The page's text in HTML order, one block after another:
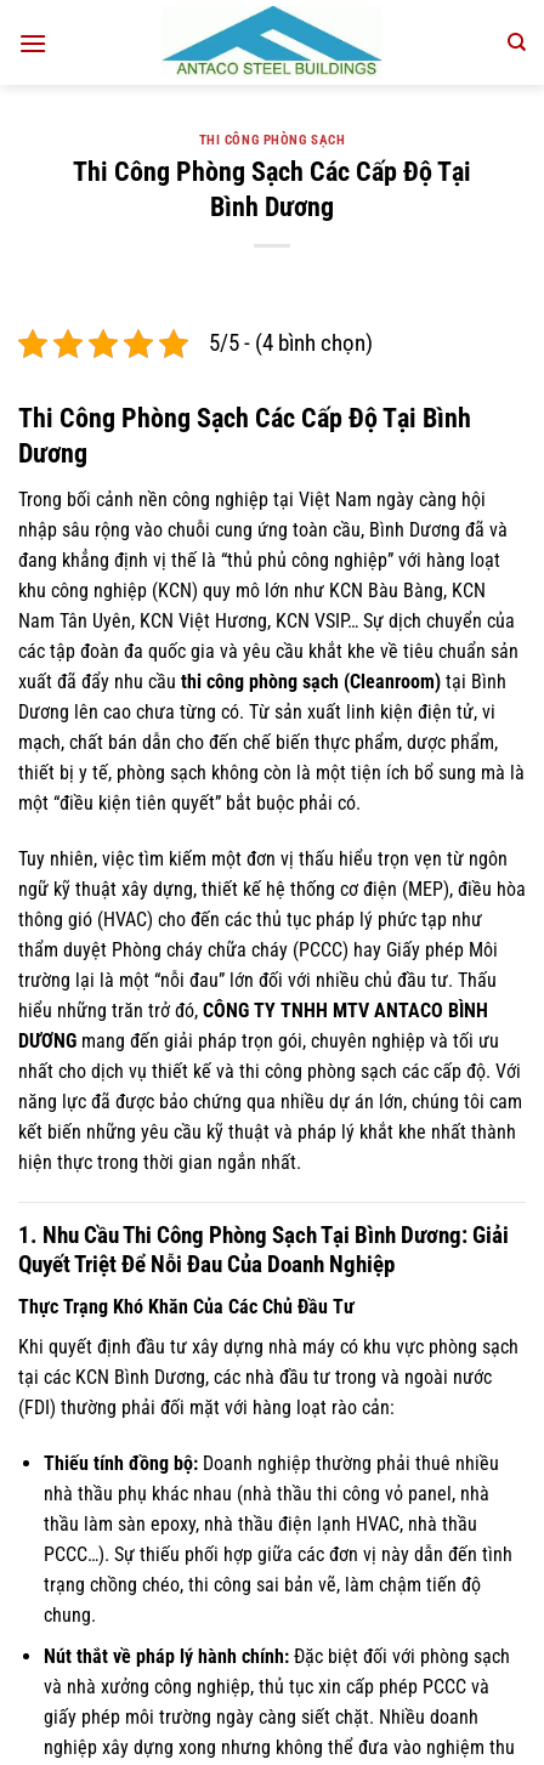
qua
THI CÔNG PHÒNG SẠCH
Thi Công Phòng Sạch Các Cấp Độ Tại
Bình Dương
5/5 - (4 bình chọn)
Thi Công Phòng Sạch Các Cấp Độ Tại Bình
Dương
Trong bối cảnh nền công nghiệp tại Việt Nam ngày càng hội
nhập sâu rộng vào chuỗi cung ứng toàn cầu, Bình Dương đã và
đang khẳng định vị thế là “thủ phủ công nghiệp” với hàng loạt
khu công nghiệp (KCN) quy mô lớn như KCN Bàu Bàng, KCN
Nam Tân Uyên, KCN Việt Hương, KCN VSIP… Sự dịch chuyển của
các tập đoàn đa quốc gia và yêu cầu khắt khe về tiêu chuẩn sản
xuất đã đẩy nhu cầu thi công phòng sạch (Cleanroom) tại Bình
Dương lên cao chưa từng có. Từ sản xuất linh kiện điện tử, vi
mạch, chất bán dẫn cho đến chế biến thực phẩm, dược phẩm,
thiết bị y tế, phòng sạch không còn là một tiện ích bổ sung mà là
một “điều kiện tiên quyết” bắt buộc phải có.
Tuy nhiên, việc tìm kiếm một đơn vị thấu hiểu trọn vẹn từ ngôn
ngữ kỹ thuật xây dựng, thiết kế hệ thống cơ điện (MEP), điều hòa
thông gió (HVAC) cho đến các thủ tục pháp lý phức tạp như
thẩm duyệt Phòng cháy chữa cháy (PCCC) hay Giấy phép Môi
trường lại là một “nỗi đau” lớn đối với nhiều chủ đầu tư. Thấu
hiểu những trăn trở đó, CÔNG TY TNHH MTV ANTACO BÌNH
DƯƠNG mang đến giải pháp trọn gói, chuyên nghiệp và tối ưu
nhất cho dịch vụ thiết kế và thi công phòng sạch các cấp độ. Với
năng lực đã được bảo chứng qua nhiều dự án lớn, chúng tôi cam
kết biến những yêu cầu kỹ thuật và pháp lý khắt khe nhất thành
hiện thực trong thời gian ngắn nhất.
1. Nhu Cầu Thi Công Phòng Sạch Tại Bình Dương: Giải
Quyết Triệt Để Nỗi Đau Của Doanh Nghiệp
Thực Trạng Khó Khăn Của Các Chủ Đầu Tư
Khi quyết định đầu tư xây dựng nhà máy có khu vực phòng sạch
tại các KCN Bình Dương, các nhà đầu tư trong và ngoài nước
(FDI) thường phải đối mặt với hàng loạt rào cản:
Thiếu tính đồng bộ:Doanh nghiệp thường phải thuê nhiều
nhà thầu phụ khác nhau (nhà thầu thi công vỏ panel, nhà
thầu làm sàn epoxy, nhà thầu điện lạnh HVAC, nhà thầu
PCCC…). Sự thiếu phối hợp giữa các đơn vị này dẫn đến tình
trạng chồng chéo, thi công sai bản vẽ, làm chậm tiến độ
chung.
Nút thắt về pháp lý hành chính:Đặc biệt đối với phòng sạch
và nhà xưởng công nghiệp, thủ tục xin cấp phép PCCC và
giấy phép môi trường ngày càng siết chặt. Nhiều doanh
nghiệp xây dựng xong nhưng không thể đưa vào nghiệm thu